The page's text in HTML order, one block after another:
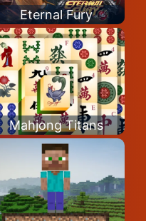
Eternal Fury
Mahjong Titans